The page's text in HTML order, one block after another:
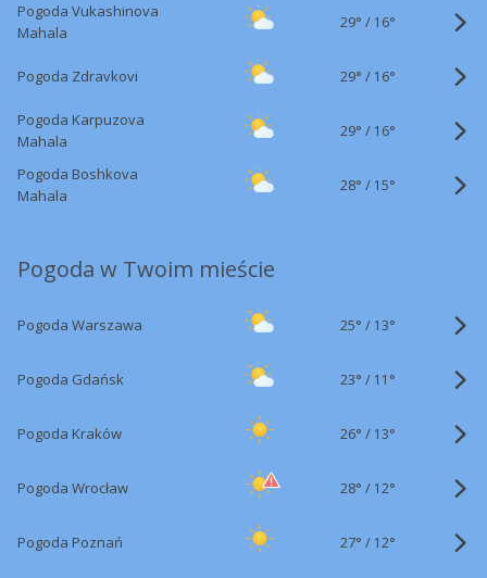
Pogoda Vukashinova
Mahala
29° / 16°
Pogoda Zdravkovi 29° / 16°
Pogoda Karpuzova
Mahala
29° / 16°
Pogoda Boshkova
Mahala
28° / 15°
Pogoda w Twoim mieście
Pogoda Warszawa 25° / 13°
Pogoda Gdańsk 23° / 11°
Pogoda Kraków 26° / 13°
Pogoda Wrocław 28° / 12°
Pogoda Poznań 27° / 12°